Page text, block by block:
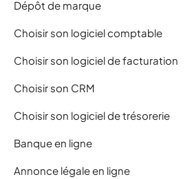
Dépôt de marque
Choisir son logiciel comptable
Choisir son logiciel de facturation
Choisir son CRM
Choisir son logiciel de trésorerie
Banque en ligne
Annonce légale en ligne